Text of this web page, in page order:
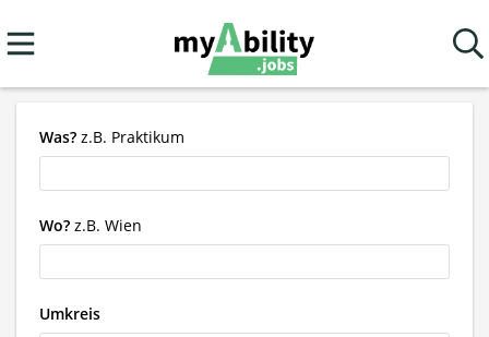
Was? z.B. Praktikum
Wo? z.B. Wien
Umkreis